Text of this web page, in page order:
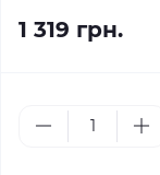
1 319 грн.